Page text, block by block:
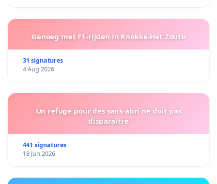
Genoeg met F1-rijden in Knokke-Het Zoute
31 signatures
4 Aug 2026
Un refuge pour des sans-abri ne doit pas
disparaître
441 signatures
18 Jun 2026